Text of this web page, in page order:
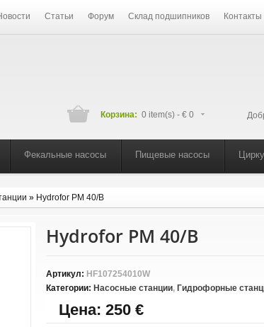
Статьи Форум Склад подшипников Контакты
Корзина: 0 item(s) - € 0
Фекальные насосы Пищевые насосы
» Hydrofor PM 40/B
Hydrofor PM 40/B
Артикул: HF107254010W
Категории: Насосные станции, Гидрофорные
Цена: 250 €